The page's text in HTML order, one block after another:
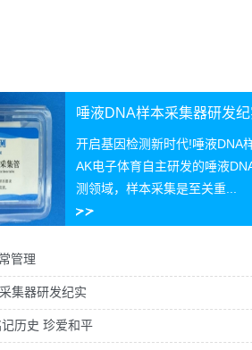
唾液DNA样本采集器研发纪
开启基因检测新时代!唾液DNA
AK电子体育自主研发的唾液
测领域，样本采集是至关重...
管理
集器研发纪实
历史 珍爱和平